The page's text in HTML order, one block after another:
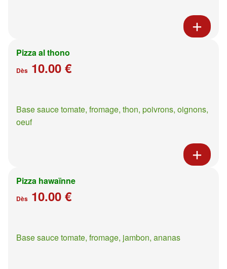
Pizza al thono
Dès 10.00 €
Base sauce tomate, fromage, thon, poivrons, oignons,
oeuf
Pizza hawaïnne
Dès 10.00 €
Base sauce tomate, fromage, jambon, ananas